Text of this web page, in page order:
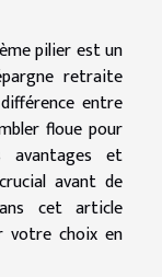
pilier est un
retraite
entre
floue pour
avantages et
avant de
cet article
votre choix en